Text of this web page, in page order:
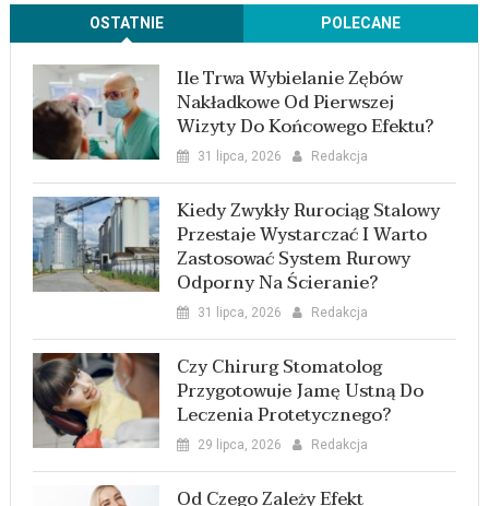
OSTATNIE POLECANE
Ile Trwa Wybielanie Zębów
Nakładkowe Od Pierwszej
Wizyty Do Końcowego Efektu?
31 lipca, 2026 Redakcja
Kiedy Zwykły Rurociąg Stalowy
Przestaje Wystarczać I Warto
Zastosować System Rurowy
Odporny Na Ścieranie?
31 lipca, 2026 Redakcja
Czy Chirurg Stomatolog
Przygotowuje Jamę Ustną Do
Leczenia Protetycznego?
29 lipca, 2026 Redakcja
Od Czego Zależy Efekt